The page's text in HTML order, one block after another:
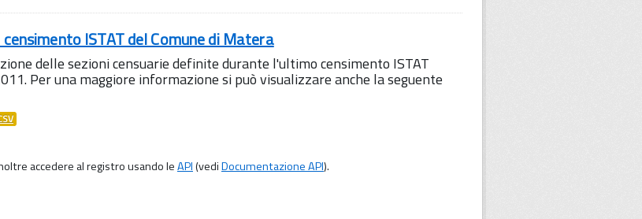
censimento ISTAT del Comune di Matera
delle sezioni censuarie definite durante l'ultimo censimento ISTAT
Per una maggiore informazione si può visualizzare anche la seguente
accedere al registro usando leAPI(vediDocumentazione API).